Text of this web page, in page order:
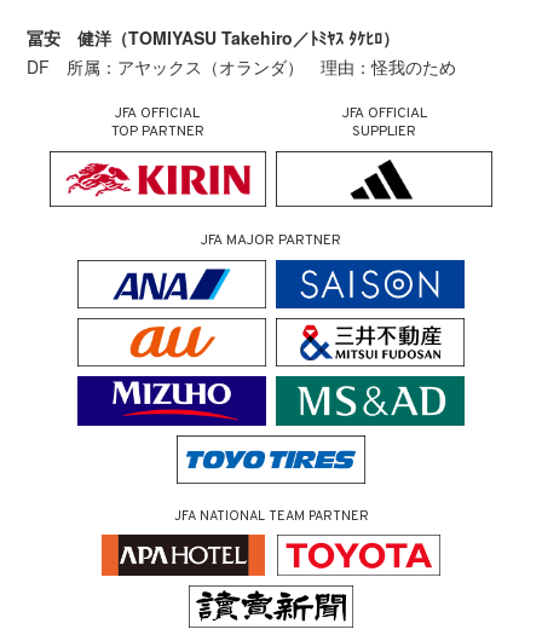
冨安 健洋（TOMIYASU Takehiro／ﾄﾐﾔｽ ﾀｹﾋﾛ）
DF 所属：アヤックス（オランダ） 理由：怪我のため
JFA OFFICIAL
TOP PARTNER
JFA OFFICIAL
SUPPLIER
JFA MAJOR PARTNER
JFA NATIONAL TEAM PARTNER